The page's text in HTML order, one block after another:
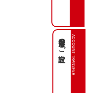
ACCOUNT TRANSFER
引落口座のご設定